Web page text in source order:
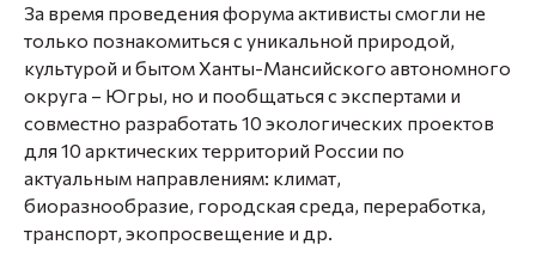
За время проведения форума активисты смогли не
только познакомиться с уникальной природой,
культурой и бытом Ханты-Мансийского автономного
округа – Югры, но и пообщаться с экспертами и
совместно разработать 10 экологических проектов
для 10 арктических территорий России по
актуальным направлениям: климат,
биоразнообразие, городская среда, переработка,
транспорт, экопросвещение и др.